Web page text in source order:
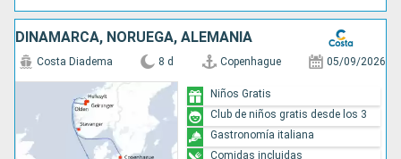
DINAMARCA, NORUEGA, ALEMANIA
Costa Diadema 8 d Copenhague 05/09/2026
Niños Gratis
Club de niños gratis desde los 3
Gastronomía italiana
Comidas incluidas